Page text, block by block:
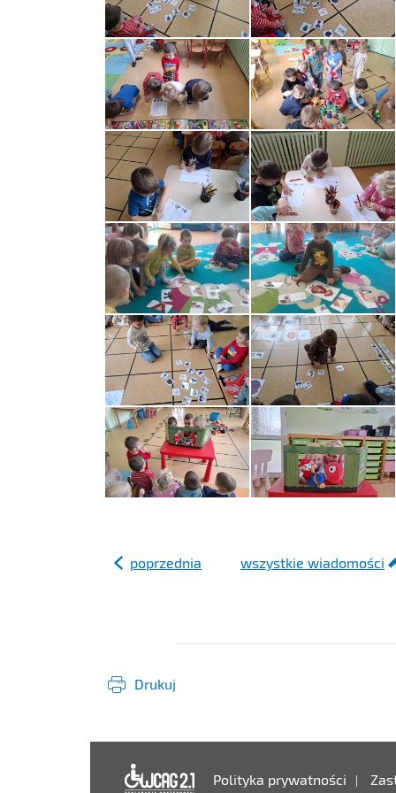
poprzednia wszystkie wiadomości
Drukuj
Deklaracja
Polityka prywatności